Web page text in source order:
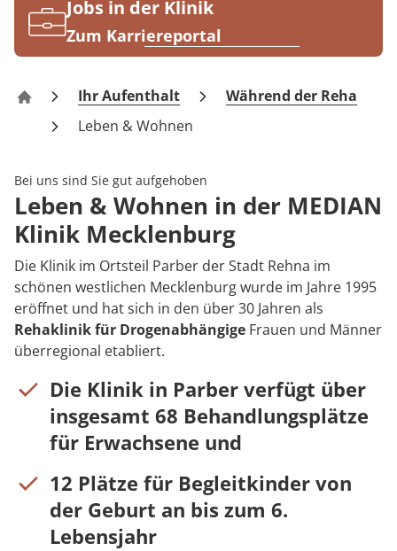
Karriere
Jobs in der Klinik
Zum Karriereportal
Klinik Mecklenburg
Ihr Aufenthalt
Während der Reha
Leben & Wohnen
Bei uns sind Sie gut aufgehoben
Leben & Wohnen in der MEDIAN
Klinik Mecklenburg
Die Klinik im Ortsteil Parber der Stadt Rehna im
schönen westlichen Mecklenburg wurde im Jahre 1995
eröffnet und hat sich in den über 30 Jahren als
Rehaklinik für Drogenabhängige Frauen und Männer
überregional etabliert.
Die Klinik in Parber verfügt über
insgesamt 68 Behandlungsplätze
für Erwachsene und
12 Plätze für Begleitkinder von
der Geburt an bis zum 6.
Lebensjahr